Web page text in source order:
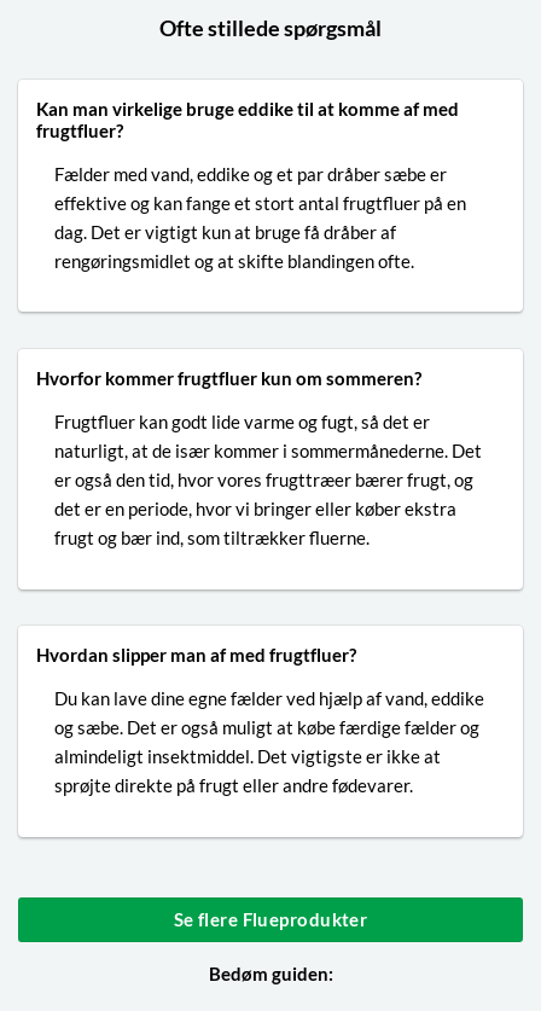
Ofte stillede spørgsmål
Kan man virkelige bruge eddike til at komme af med
frugtfluer?
Fælder med vand, eddike og et par dråber sæbe er
effektive og kan fange et stort antal frugtfluer på en
dag. Det er vigtigt kun at bruge få dråber af
rengøringsmidlet og at skifte blandingen ofte.
Hvorfor kommer frugtfluer kun om sommeren?
Frugtfluer kan godt lide varme og fugt, så det er
naturligt, at de især kommer i sommermånederne. Det
er også den tid, hvor vores frugttræer bærer frugt, og
det er en periode, hvor vi bringer eller køber ekstra
frugt og bær ind, som tiltrækker fluerne.
Hvordan slipper man af med frugtfluer?
Du kan lave dine egne fælder ved hjælp af vand, eddike
og sæbe. Det er også muligt at købe færdige fælder og
almindeligt insektmiddel. Det vigtigste er ikke at
sprøjte direkte på frugt eller andre fødevarer.
Se flere Flueprodukter
Bedøm guiden: